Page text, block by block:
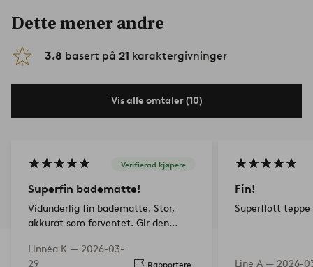
Dette mener andre
3.8 basert på 21 karaktergivninger
Vis alle omtaler (10)
Verifierad kjøpere
Superfin badematte!
Vidunderlig fin badematte. Stor,
akkurat som forventet. Gir den
farge. Det eneste 'minuset' er vel at
Linnéa K — 2026-03-
29
Rapportere
Fin!
Superflott
Line A — 2026-